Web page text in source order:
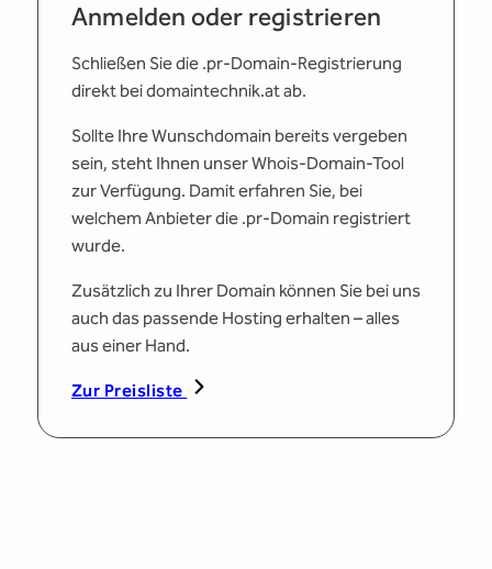
Anmelden oder registrieren
Schließen Sie die .pr-Domain-Registrierung
direkt bei domaintechnik.at ab.
Sollte Ihre Wunschdomain bereits vergeben
sein, steht Ihnen unser Whois-Domain-Tool
zur Verfügung. Damit erfahren Sie, bei
welchem Anbieter die .pr-Domain registriert
wurde.
Zusätzlich zu Ihrer Domain können Sie bei uns
auch das passende Hosting erhalten – alles
aus einer Hand.
Zur Preisliste